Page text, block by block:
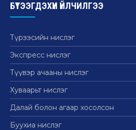
БҮТЭЭГДЭХҮҮН ҮЙЛЧИЛГЭЭ
Түрээсийн нислэг
Экспресс нислэг
Түүвэр ачааны нислэг
Хуваарьт нислэг
Далай болон агаар хосолсон
Буухиа нислэг